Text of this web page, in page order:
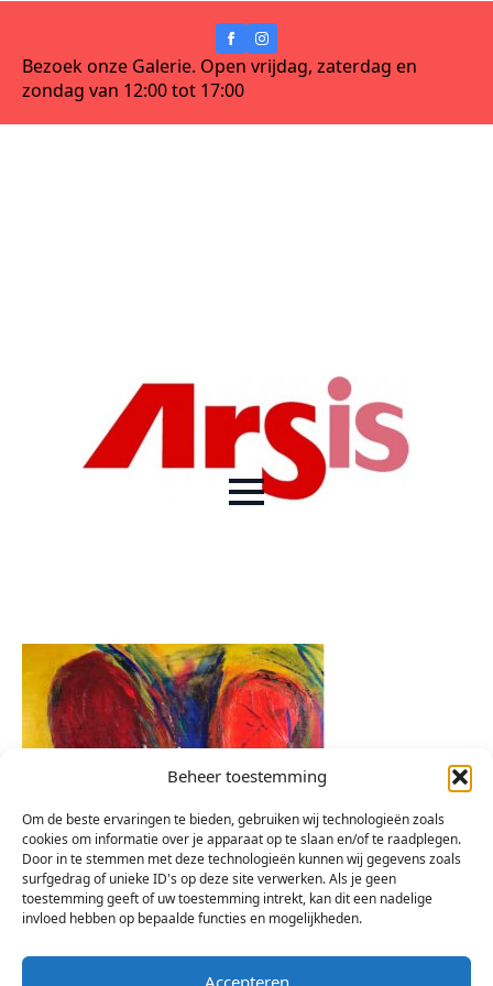
Beheer toestemming
Om de beste ervaringen te bieden, gebruiken wij technologieën zoals
cookies om informatie over je apparaat op te slaan en/of te raadplegen.
Door in te stemmen met deze technologieën kunnen wij gegevens zoals
surfgedrag of unieke ID's op deze site verwerken. Als je geen
toestemming geeft of uw toestemming intrekt, kan dit een nadelige
invloed hebben op bepaalde functies en mogelijkheden.
Accepteren
Bezoek onze Galerie. Open vrijdag, zaterdag en
zondag van 12:00 tot 17:00